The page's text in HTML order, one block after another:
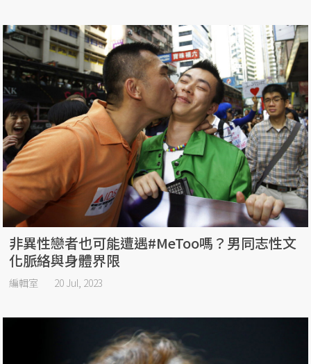
非異性戀者也可能遭遇#MeToo嗎？男同志性文
化脈絡與身體界限
編輯室 20 Jul, 2023